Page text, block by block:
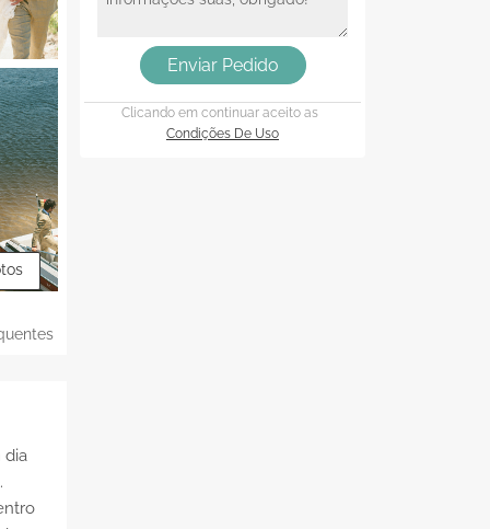
dia
Enviar Pedido
Clicando em continuar aceito as
Condições De Uso